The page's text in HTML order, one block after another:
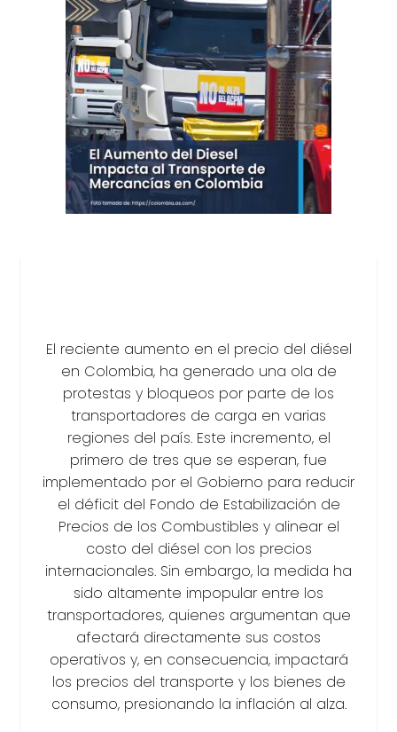
El reciente aumento en el precio del diésel
en Colombia, ha generado una ola de
protestas y bloqueos por parte de los
transportadores de carga en varias
regiones del país. Este incremento, el
primero de tres que se esperan, fue
implementado por el Gobierno para reducir
el déficit del Fondo de Estabilización de
Precios de los Combustibles y alinear el
costo del diésel con los precios
internacionales. Sin embargo, la medida ha
sido altamente impopular entre los
transportadores, quienes argumentan que
afectará directamente sus costos
operativos y, en consecuencia, impactará
los precios del transporte y los bienes de
consumo, presionando la inflación al alza.